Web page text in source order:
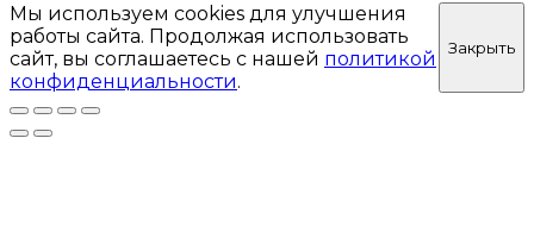
Мы используем cookies для улучшения
работы сайта. Продолжая использовать
сайт, вы соглашаетесь с нашей политикой
конфиденциальности.
Закрыть